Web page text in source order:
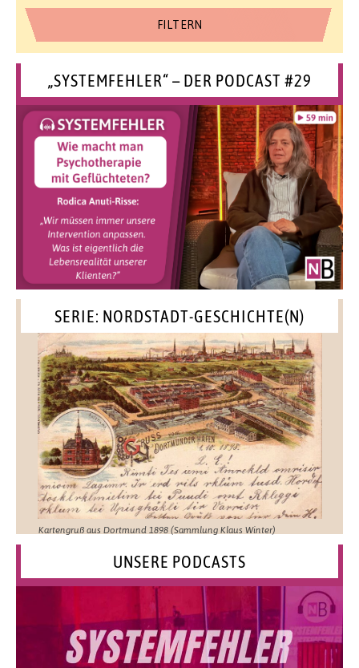
„SYSTEMFEHLER“ – DER PODCAST #29
SERIE: NORDSTADT-GESCHICHTE(N)
Kartengruß aus Dortmund 1898 (Sammlung Klaus Winter)
UNSERE PODCASTS